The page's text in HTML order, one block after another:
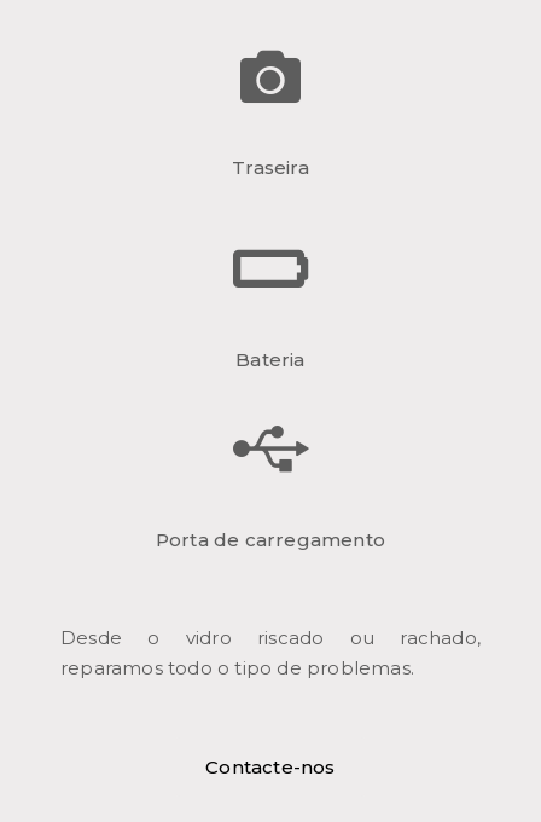
Traseira
Bateria
Porta de carregamento
Desde o vidro riscado ou rachado,
reparamos todo o tipo de problemas.
Contacte-nos